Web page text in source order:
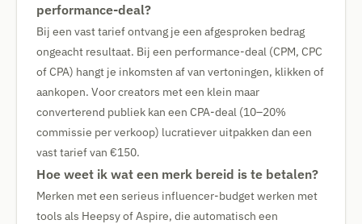
performance-deal?
Bij een vast tarief ontvang je een afgesproken bedrag
ongeacht resultaat. Bij een performance-deal (CPM, CPC
of CPA) hangt je inkomsten af van vertoningen, klikken of
aankopen. Voor creators met een klein maar
converterend publiek kan een CPA-deal (10–20%
commissie per verkoop) lucratiever uitpakken dan een
vast tarief van €150.
Hoe weet ik wat een merk bereid is te betalen?
Merken met een serieus influencer-budget werken met
tools als Heepsy of Aspire, die automatisch een